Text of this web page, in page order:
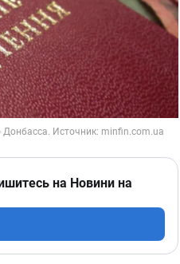
на Новини на